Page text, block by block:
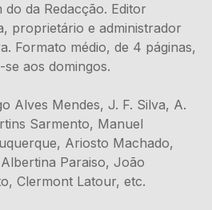
da Redacção. Editor
proprietário e administrador
Formato médio, de 4 páginas,
aos domingos.
Alves Mendes, J. F. Silva, A.
Sarmento, Manuel
Ariosto Machado,
Paraiso, João
Clermont Latour, etc.